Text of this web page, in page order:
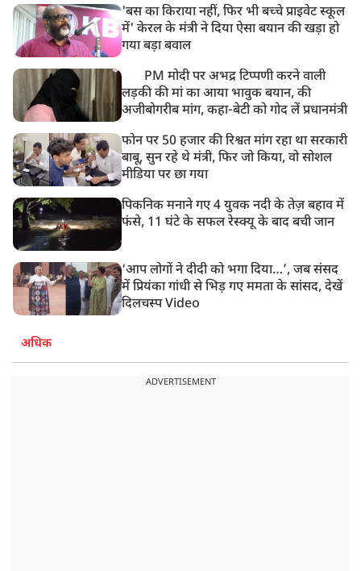
8:50 AM
बसपा के इकलौते विधायक उमाशंकर सिंह का देर रात निधन,
आज बलिया में होगा अंतिम संस्कार
'बस का किराया नहीं, फिर भी बच्चे प्राइवेट स्कूल
में' केरल के मंत्री ने दिया ऐसा बयान की खड़ा हो
गया बड़ा बवाल
PM मोदी पर अभद्र टिप्पणी करने वाली
लड़की की मां का आया भावुक बयान, की
अजीबोगरीब मांग, कहा-बेटी को गोद लें प्रधानमंत्री
फोन पर 50 हजार की रिश्वत मांग रहा था सरकारी
बाबू, सुन रहे थे मंत्री, फिर जो किया, वो सोशल
मीडिया पर छा गया
पिकनिक मनाने गए 4 युवक नदी के तेज़ बहाव में
फंसे, 11 घंटे के सफल रेस्क्यू के बाद बची जान
‘आप लोगों ने दीदी को भगा दिया…’, जब संसद
में प्रियंका गांधी से भिड़ गए ममता के सांसद, देखें
दिलचस्प Video
अधिक
ADVERTISEMENT